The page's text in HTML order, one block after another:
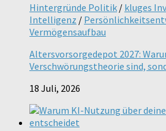
Hintergründe Politik / kluges
Intelligenz /
Vermögensaufbau
Altersvorsorgedepot 2027:
Verschwörungstheorie sind,
18 Juli, 2026